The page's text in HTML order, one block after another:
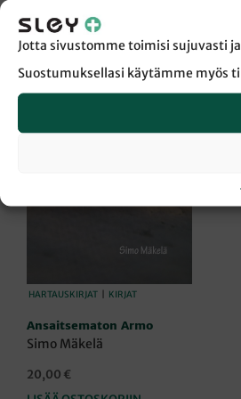
Jotta sivustomme toimisi sujuvasti
Suostumuksellasi käytämme myös
HARTAUSKIRJAT KIRJAT
Ansaitsematon Armo
Simo Mäkelä
20,00 €